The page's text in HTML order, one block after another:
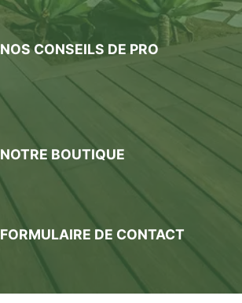
NOS CONSEILS DE PRO
NOTRE BOUTIQUE
FORMULAIRE DE CONTACT